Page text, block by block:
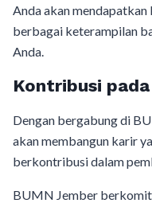
Anda akan
berbagai keterampilan
Anda.
Kontribusi
Dengan bergabung di
akan membangun karir
berkontribusi dalam
BUMN Jember